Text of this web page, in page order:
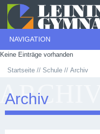
NAVIGATION
Keine Einträge vorhanden
Startseite Schule Archiv
Archiv